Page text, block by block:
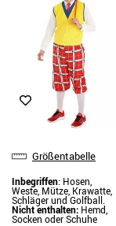
Größentabelle
Inbegriffen: Hosen,
Weste, Mütze, Krawatte,
Schläger und Golfball.
Nicht enthalten: Hemd,
Socken oder Schuhe